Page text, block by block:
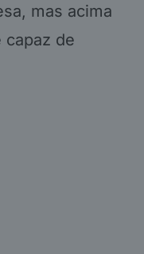
mas acima
de